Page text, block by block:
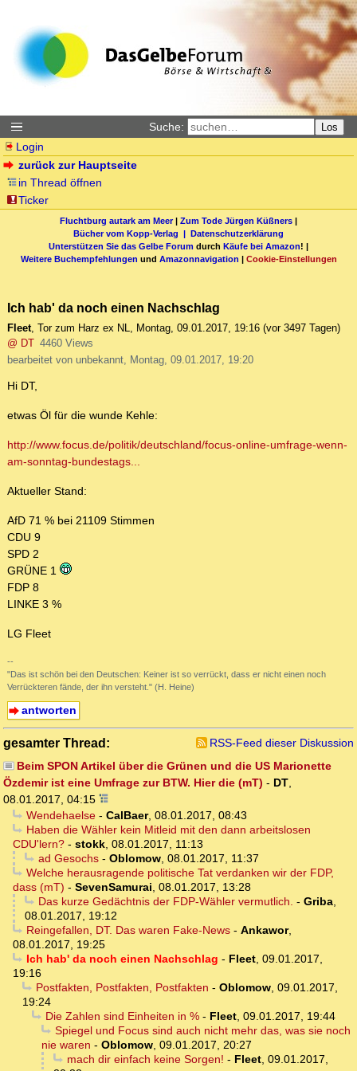
Suche: Los
Login
zurück zur Hauptseite
in Thread öffnen
Ticker
Fluchtburg autark am Meer| Zum Tode Jürgen Küßners |
Bücher vom Kopp-Verlag | Datenschutzerklärung
Unterstützen Sie das Gelbe Forum durch Käufe bei Amazon! |
Weitere Buchempfehlungen und Amazonnavigation | Cookie-Einstellungen
Ich hab' da noch einen Nachschlag
Fleet, Tor zum Harz ex NL, Montag, 09.01.2017, 19:16 (vor 3497 Tagen)
@ DT 4460 Views
bearbeitet von unbekannt, Montag, 09.01.2017, 19:20
Hi DT,
etwas Öl für die wunde Kehle:
http://www.focus.de/politik/deutschland/focus-online-umfrage-wenn-
am-sonntag-bundestags...
Aktueller Stand:
AfD 71 % bei 21109 Stimmen
CDU 9
SPD 2
GRÜNE 1
FDP 8
LINKE 3 %
LG Fleet
--
"Das ist schön bei den Deutschen: Keiner ist so verrückt, dass er nicht einen noch
Verrückteren fände, der ihn versteht." (H. Heine)
antworten
gesamter Thread:
RSS-Feed dieser Diskussion
Beim SPON Artikel über die Grünen und die US Marionette
Özdemir ist eine Umfrage zur BTW. Hier die (mT) - DT,
08.01.2017, 04:15
Wendehaelse- CalBaer, 08.01.2017, 08:43
Haben die Wähler kein Mitleid mit den dann arbeitslosen
CDU'lern? - stokk, 08.01.2017, 11:13
ad Gesochs- Oblomow, 08.01.2017, 11:37
Welche herausragende politische Tat verdanken wir der FDP,
dass (mT) - SevenSamurai, 08.01.2017, 13:28
Das kurze Gedächtnis der FDP-Wähler vermutlich. - Griba,
08.01.2017, 19:12
Reingefallen, DT. Das waren Fake-News- Ankawor,
08.01.2017, 19:25
Ich hab' da noch einen Nachschlag - Fleet, 09.01.2017,
19:16
Postfakten, Postfakten, Postfakten - Oblomow, 09.01.2017,
19:24
Die Zahlen sind Einheiten in %- Fleet, 09.01.2017, 19:44
Spiegel und Focus sind auch nicht mehr das, was sie noch
nie waren - Oblomow, 09.01.2017, 20:27
mach dir einfach keine Sorgen! - Fleet, 09.01.2017,